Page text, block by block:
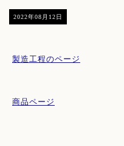
2022年08月12日
製造工程のページ
商品ページ